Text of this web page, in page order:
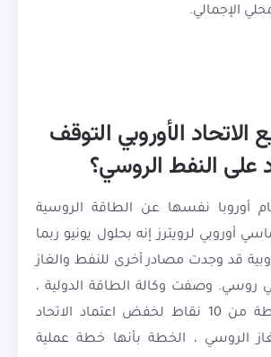
الأوروبي التوقف
على النفط الروسي؟
أوروبا نفسها عن الطاقة الروسية
أوروبي لرويترز إنه بحلول يونيو ربما
قد وجدت مصادر أخرى للنفط والغاز
وصفت وكالة الطاقة الدولية ،
عند وضعها لخطة من 10 نقاط لخفض اعتماد الاتحاد
الروسي ، الخطة بأنها خطة عملية